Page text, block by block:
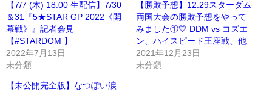
【7/7 (木) 18:00 生配信】7/30
＆31『5★STAR GP 2022《開
幕戦》』記者会見
【#STARDOM 】
2022年7月13日
未分類
【勝敗予想】12.29スターダム
両国大会の勝敗予想をやって
みました①💛 DDM vs コズエ
ン、ハイスピード王座戦、他
2021年12月23日
未分類
【未公開完全版】なつぽい涙